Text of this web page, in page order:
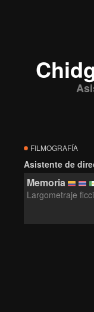
FILMOGRAFÍA
Asistente de
Memoria
Largometraje